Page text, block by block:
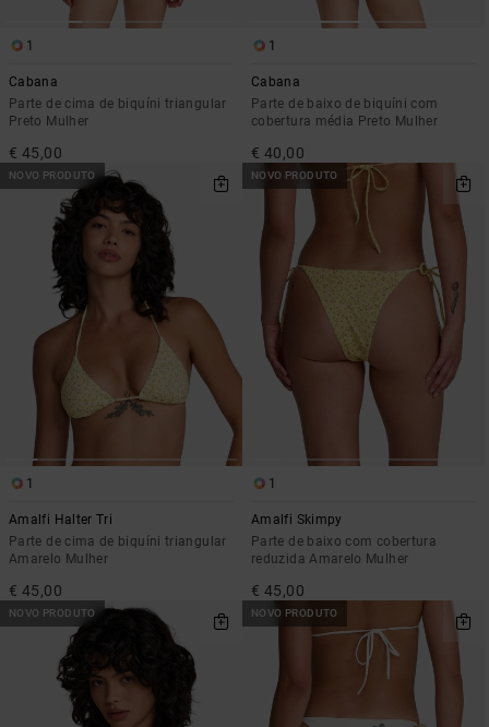
1
Cabana
Parte de cima de biquíni triangular
Preto Mulher
€ 45,00
1
Cabana
Parte de baixo de biquíni com
cobertura média Preto Mulher
€ 40,00
NOVO PRODUTO
1
Amalfi Halter Tri
Parte de cima de biquíni triangular
Amarelo Mulher
€ 45,00
NOVO PRODUTO
1
Amalfi Skimpy
Parte de baixo com cobertura
reduzida Amarelo Mulher
€ 45,00
NOVO PRODUTO NOVO PRODUTO